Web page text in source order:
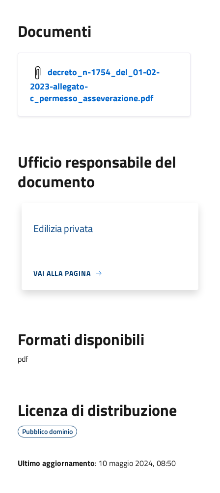
Documenti
decreto_n-1754_del_01-02-
2023-allegato-
c_permesso_asseverazione.pdf
Ufficio responsabile del
documento
Edilizia privata
VAI ALLA PAGINA
Formati disponibili
pdf
Licenza di distribuzione
Pubblico dominio
Ultimo aggiornamento: 10 maggio 2024, 08:50